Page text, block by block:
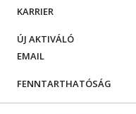
KARRIER
ÚJ AKTIVÁLÓ
EMAIL
FENNTARTHATÓSÁG